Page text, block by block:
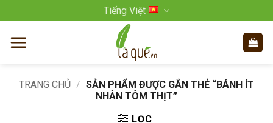
qua
nội
Tiếng Việt
TRANG CHỦ / SẢN PHẨM ĐƯỢC GẮN THẺ “BÁNH ÍT
NHÂN TÔM THỊT”
LỌC